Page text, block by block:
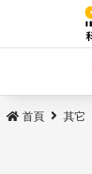
首頁 其它